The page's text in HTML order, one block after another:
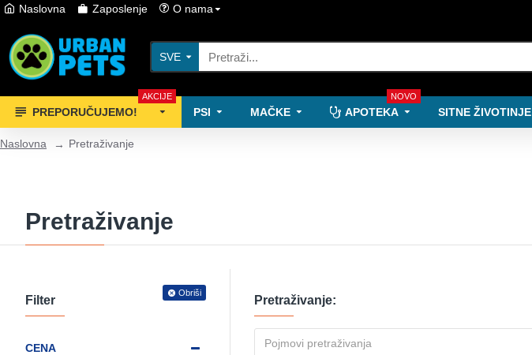
Naslovna Zaposlenje O nama
SVE
PREPORUČUJEMO!
AKCIJE
PSI MAČKE APOTEKA
NOVO
SITNE ŽIVOTINJE
Naslovna Pretraživanje
Pretraživanje
Filter
Obriši
CENA
Pretraživanje: